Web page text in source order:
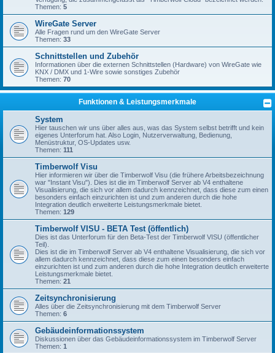
Themen: 5
WireGate Server
Alle Fragen rund um den WireGate Server
Themen: 33
Schnittstellen und Zubehör
Informationen über die externen Schnittstellen (Hardware) von WireGate wie
KNX / DMX und 1-Wire sowie sonstiges Zubehör
Themen: 70
Funktionen & Leistungsmerkmale
System
Hier tauschen wir uns über alles aus, was das System selbst betrifft und kein
eigenes Unterforum hat. Also Login, Nutzerverwaltung, Bedienung,
Menüstruktur, OS-Updates usw.
Themen: 111
Timberwolf Visu
Hier informieren wir über die Timberwolf Visu (die frühere Arbeitsbezeichnung
war "Instant Visu"). Dies ist die im Timberwolf Server ab V4 enthaltene
Visualisierung, die sich vor allem dadurch kennzeichnet, dass diese zum einen
besonders einfach einzurichten ist und zum anderen durch die hohe
Integration deutlich erweiterte Leistungsmerkmale bietet.
Themen: 129
Timberwolf VISU - BETA Test (öffentlich)
Dies ist das Unterforum für den Beta-Test der Timberwolf VISU (öffentlicher
Teil).
Dies ist die im Timberwolf Server ab V4 enthaltene Visualisierung, die sich vor
allem dadurch kennzeichnet, dass diese zum einen besonders einfach
einzurichten ist und zum anderen durch die hohe Integration deutlich erweiterte
Leistungsmerkmale bietet.
Themen: 21
Zeitsynchronisierung
Alles über die Zeitsynchronisierung mit dem Timberwolf Server
Themen: 6
Gebäudeinformationssystem
Diskussionen über das Gebäudeinformationssystem im Timberwolf Server
Themen: 1